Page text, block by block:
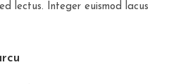
lectus. Integer euismod lacus